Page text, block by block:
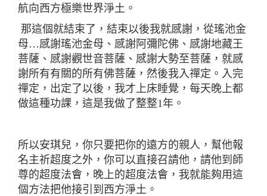
航向西方極樂世界淨土。
那這個就結束了，結束以後我就感謝，從瑤池金
母…感謝瑤池金母、感謝阿彌陀佛、感謝地藏王
菩薩、感謝觀世音菩薩、感謝大勢至菩薩，就感
謝所有有關的所有佛菩薩，然後我入禪定。入完
禪定，出定了以後，我才上床睡覺，每天晚上都
做這種功課，這是我做了整整1年。
所以安琪兒，你只要把你的遠方的親人，幫他報
名主祈超度之外，你可以直接召請他，請他到師
尊的超度法會，晚上的超度法會，我就能夠用這
個方法把他接引到西方淨土。